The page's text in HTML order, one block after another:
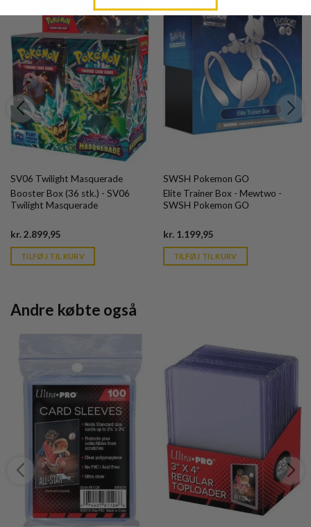
SV06 Twilight Masquerade
Booster Box (36 stk.) - SV06
Twilight Masquerade
kr.2.899,95
is:
kr. 39,95.
TILFØJ TIL KURV
SWSH Pokemon GO
Elite Trainer Box - Mewtwo -
SWSH Pokemon GO
kr.1.199,95Current
is:
kr. 39,95.
TILFØJ TIL KURV
Andre købte også